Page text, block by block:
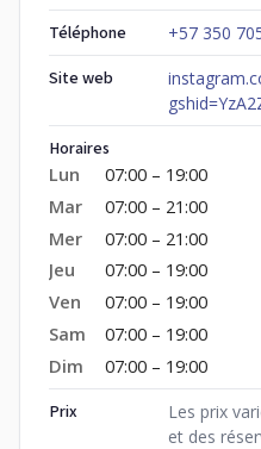
Téléphone +57 350
Site web
Horaires
Lun
07:00 – 19:00
Mar
07:00 – 21:00
Mer
07:00 – 21:00
Jeu
07:00 – 19:00
Ven
07:00 – 19:00
Sam
07:00 – 19:00
Dim
07:00 – 19:00
Prix
Les prix
et des